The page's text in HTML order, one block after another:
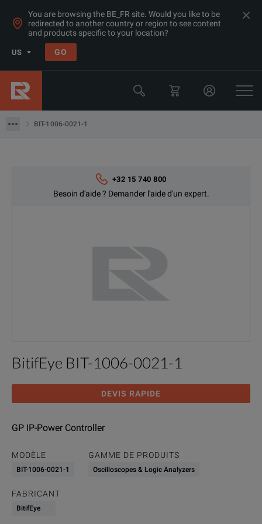
You are browsing the BE_FR site. Would you like to be
redirected to another country or region to see content
and products specific to your location?
US GO
BIT-1006-0021-1
Produits
Oscilloscopes et analyseurs logiques
BIT-1006-0021-1
+32 15 740 800
Besoin d'aide ? Demander l'aide d'un expert.
BitifEye BIT-1006-0021-1
DEVIS RAPIDE
GP IP-Power Controller
MODÈLE
BIT-1006-0021-1
GAMME DE PRODUITS
Oscilloscopes & Logic Analyzers
FABRICANT
BitifEye